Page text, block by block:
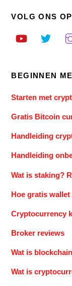
VOLG ONS
BEGINNEN
Starten met
Gratis Bitcoin
Handleiding
Handleiding
Wat is staking?
Hoe gratis wallet
Cryptocurrency
Broker reviews
Wat is
Wat is